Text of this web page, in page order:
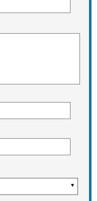
лифтов.